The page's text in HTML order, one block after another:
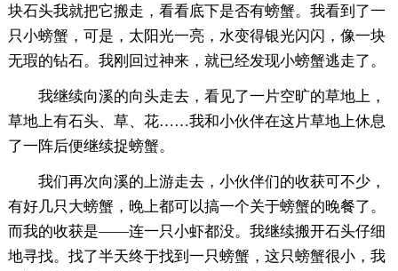
块石头我就把它搬走，看看底下是否有螃蟹。我看到了一
只小螃蟹，可是，太阳光一亮，水变得银光闪闪，像一块
无瑕的钻石。我刚回过神来，就已经发现小螃蟹逃走了。
我继续向溪的向头走去，看见了一片空旷的草地上，
草地上有石头、草、花……我和小伙伴在这片草地上休息
了一阵后便继续捉螃蟹。
我们再次向溪的上游走去，小伙伴们的收获可不少，
有好几只大螃蟹，晚上都可以搞一个关于螃蟹的晚餐了。
而我的收获是——连一只小虾都没。我继续搬开石头仔细
地寻找。找了半天终于找到一只螃蟹，这只螃蟹很小，我